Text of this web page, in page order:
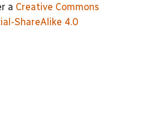
a Creative Commons
ShareAlike 4.0